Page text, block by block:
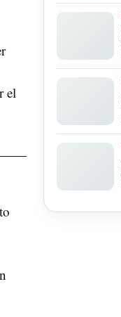
el